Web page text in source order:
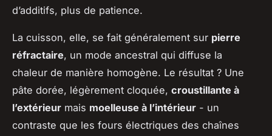
d’additifs, plus de patience.
La cuisson, elle, se fait généralement sur pierre
réfractaire, un mode ancestral qui diffuse la
chaleur de manière homogène. Le résultat ? Une
pâte dorée, légèrement cloquée, croustillante à
l’extérieur mais moelleuse à l’intérieur - un
contraste que les fours électriques des chaînes